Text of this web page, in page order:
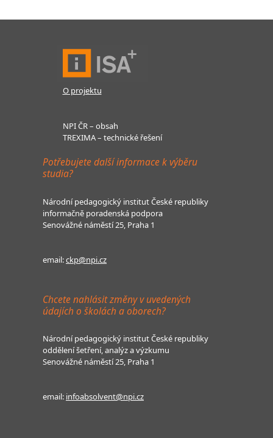
O projektu
NPI ČR – obsah
TREXIMA – technické řešení
Potřebujete další informace k výběru
studia?
Národní pedagogický institut České republiky
informačně poradenská podpora
Senovážné náměstí 25, Praha 1
email:ckp@npi.cz
Chcete nahlásit změny v uvedených
údajích o školách a oborech?
Národní pedagogický institut České republiky
oddělení šetření, analýz a výzkumu
Senovážné náměstí 25, Praha 1
email: infoabsolvent@npi.cz